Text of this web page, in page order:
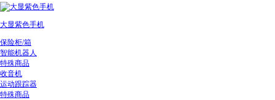
大显紫色手机
保险柜/箱
智能机器人
特殊商品
收音机
运动跟踪器
特殊商品